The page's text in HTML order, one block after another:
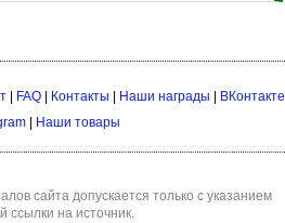
| FAQ| Контакты Наши награды
ВКонтакте
Наши товары
сайта допускается только с указанием
ссылки на источник.